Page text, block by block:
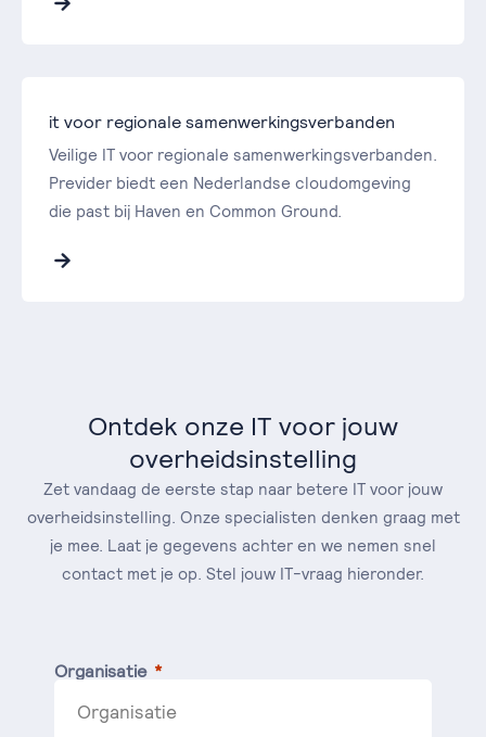
it voor regionale samenwerkingsverbanden
Veilige IT voor regionale samenwerkingsverbanden.
Previder biedt een Nederlandse cloudomgeving
die past bij Haven en Common Ground.
Ontdek onze IT voor jouw
overheidsinstelling
Zet vandaag de eerste stap naar betere IT voor jouw
overheidsinstelling. Onze specialisten denken graag met
je mee. Laat je gegevens achter en we nemen snel
contact met je op. Stel jouw IT-vraag hieronder.
Organisatie